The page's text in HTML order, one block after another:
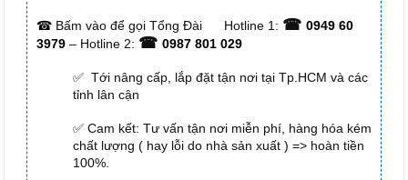
☎ Bấm vào để gọi Tổng Đài Hotline 1: ☎ 0949 60
3979 – Hotline 2: ☎ 0987 801 029
✅ Tới nâng cấp, lắp đặt tận nơi tại Tp.HCM và các
tỉnh lân cận
✅ Cam kết: Tư vấn tận nơi miễn phí, hàng hóa kém
chất lượng ( hay lỗi do nhà sản xuất ) => hoàn tiền
100%.